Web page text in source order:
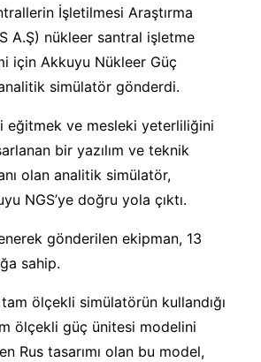
İşletilmesi Araştırma
A.Ş) nükleer santral işletme
için Akkuyu Nükleer Güç
simülatör gönderdi.
eğitmek ve mesleki yeterliliğini
bir yazılım ve teknik
olan analitik simülatör,
NGS’ye doğru yola çıktı.
gönderilen ekipman, 13
sahip.
ölçekli simülatörün kullandığı
ölçekli güç ünitesi modelini
Rus tasarımı olan bu model,